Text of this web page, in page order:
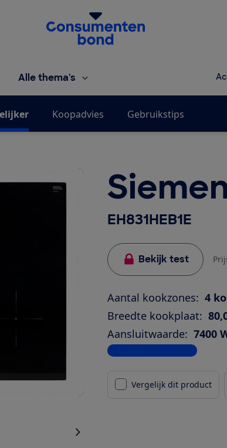
Homepage van de Consumentenbond
Alle thema's
Koopadvies Gebruikstips
EH831HEB1E
Bekijk test
Aantal kookzones: 4
Breedte kookplaat:
Aansluitwaarde: 7400
Bekijk alle specificaties
Vergelijk dit product